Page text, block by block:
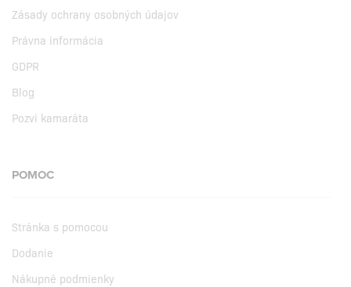
Zásady ochrany osobných údajov
Právna informácia
GDPR
Blog
Pozvi kamaráta
POMOC
Stránka s pomocou
Dodanie
Nákupné podmienky